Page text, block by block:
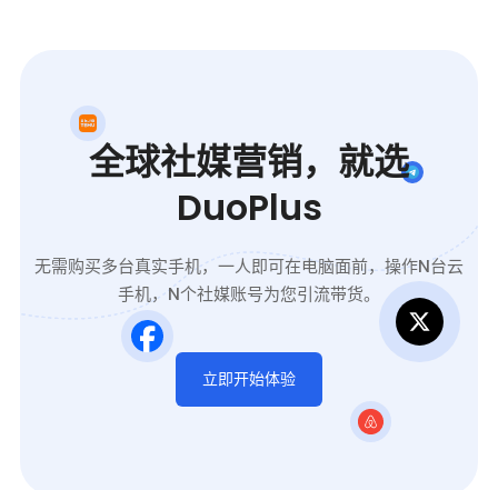
全球社媒营销，就选
DuoPlus
无需购买多台真实手机，一人即可在电脑面前，操作N台云
手机，N个社媒账号为您引流带货。
立即开始体验